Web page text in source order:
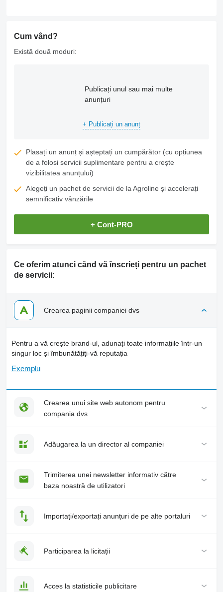
Cum vând?
Există două moduri:
Publicați unul sau mai multe
anunțuri
+ Publicați un anunț
Plasați un anunț și așteptați un cumpărător (cu opțiunea
de a folosi servicii suplimentare pentru a crește
vizibilitatea anunțului)
Alegeți un pachet de servicii de la Agroline și accelerați
semnificativ vânzările
+ Cont-PRO
Ce oferim atunci când vă înscrieți pentru un pachet
de servicii:
Crearea paginii companiei dvs
Pentru a vă crește brand-ul, adunați toate informațiile într-un
singur loc și îmbunătățiți-vă reputația
Exemplu
Crearea unui site web autonom pentru
compania dvs
Adăugarea la un director al companiei
Trimiterea unei newsletter informativ către
baza noastră de utilizatori
Importați/exportați anunțuri de pe alte portaluri
Participarea la licitații
Acces la statisticile publicitare